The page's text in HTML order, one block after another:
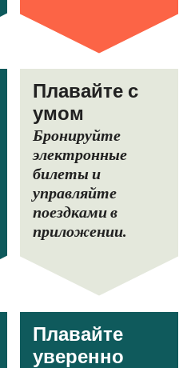
Плавайте с
умом
Бронируйте
электронные
билеты и
управляйте
поездками в
приложении.
Плавайте
уверенно